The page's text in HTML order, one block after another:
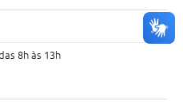
8h às 13h